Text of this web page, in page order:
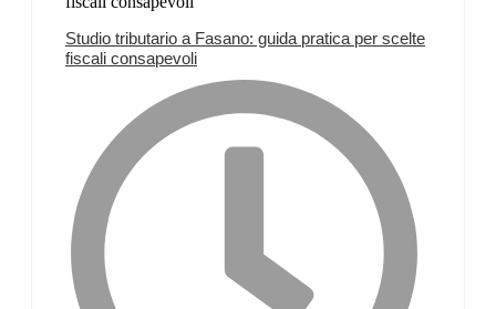
Studio tributario a Fasano: guida pratica per scelte
fiscali consapevoli